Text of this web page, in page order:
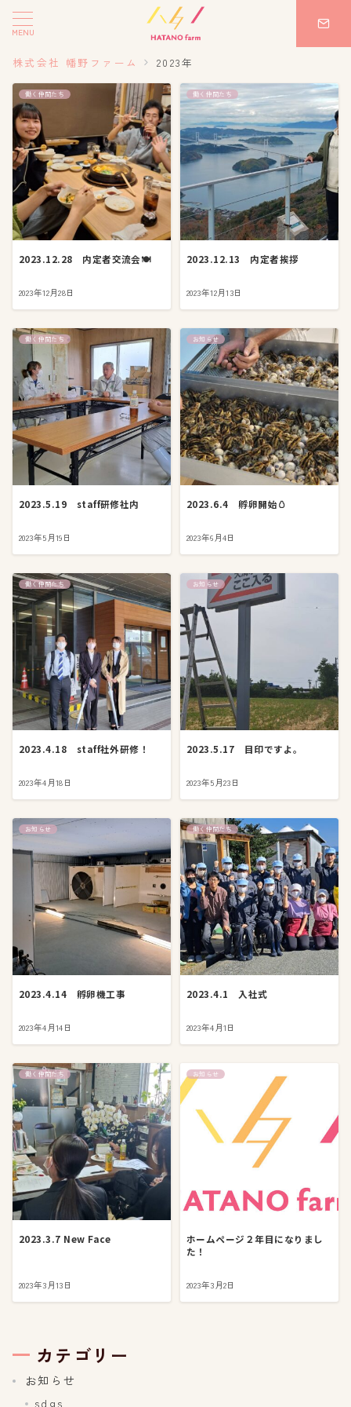
MENU
株式会社 幡野ファーム 2023年
働く仲間たち
2023.12.28 内定者交流会🍽️
2023年12月28日
働く仲間たち
2023.12.13 内定者挨拶
2023年12月13日
働く仲間たち
2023.5.19 staff研修社内
2023年5月19日
お知らせ
2023.6.4 孵卵開始🥚
2023年6月4日
働く仲間たち
2023.4.18 staff社外研修！
2023年4月18日
お知らせ
2023.5.17 目印ですよ。
2023年5月23日
お知らせ
2023.4.14 孵卵機工事
2023年4月14日
働く仲間たち
2023.4.1 入社式
2023年4月1日
働く仲間たち
2023.3.7 New Face
2023年3月13日
お知らせ
ホームページ２年目になりまし
た！
2023年3月2日
カテゴリー
お知らせ
sdgs